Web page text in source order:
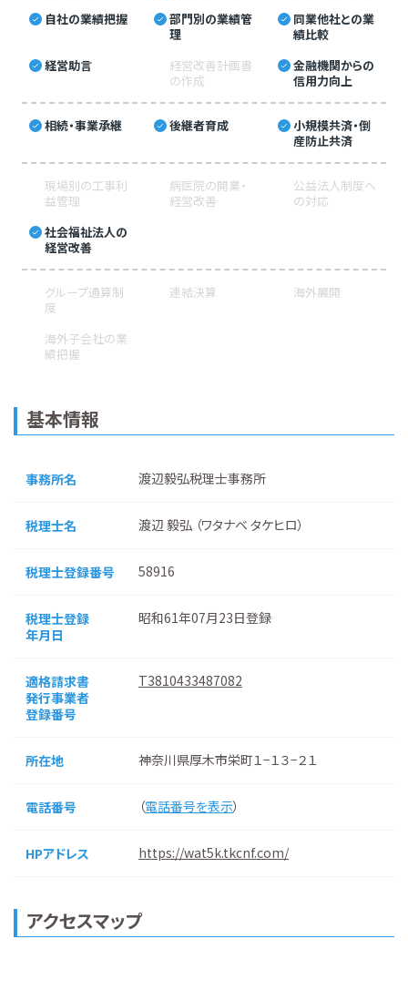
自社の業績把握
部門別の業績管
理
同業他社との業
績比較
経営助言
経営改善計画書
の作成
金融機関からの
信用力向上
相続・事業承継 後継者育成
小規模共済・倒
産防止共済
現場別の工事利
益管理
病医院の開業・
経営改善
公益法人制度へ
の対応
社会福祉法人の
経営改善
グループ通算制
度
連結決算 海外展開
海外子会社の業
績把握
基本情報
事務所名 渡辺毅弘税理士事務所
税理士名 渡辺 毅弘 （ワタナベ タケヒロ）
税理士登録番号 58916
税理士登録
年月日
昭和61年07月23日登録
適格請求書
発行事業者
登録番号
T3810433487082
所在地 神奈川県厚木市栄町１−１３−２１
電話番号 （電話番号を表示）
HPアドレス https://wat5k.tkcnf.com/
アクセスマップ